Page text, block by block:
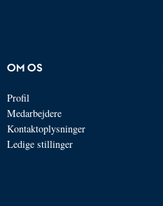
OM OS
Profil
Medarbejdere
Kontaktoplysninger
Ledige stillinger